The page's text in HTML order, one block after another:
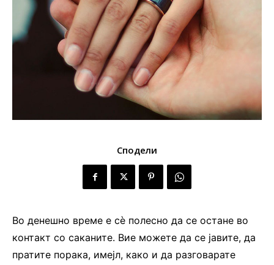
Сподели
Во денешно време е сè полесно да се остане во
контакт со саканите. Вие можете да се јавите, да
пратите порака, имејл, како и да разговарате